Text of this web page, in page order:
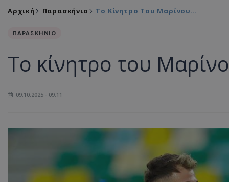
Αρχική Παρασκήνιο Το Κίνητρο Του Μαρίνου…
ΠΑΡΑΣΚΗΝΙΟ
Το κίνητρο του
09.10.2025 - 09:11